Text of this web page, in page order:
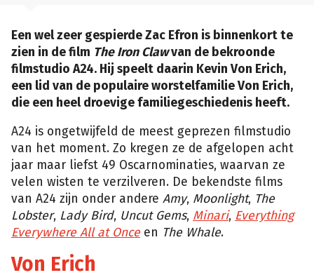
Een wel zeer gespierde Zac Efron is binnenkort te
zien in de film The Iron Clawvan de bekroonde
filmstudio A24. Hij speelt daarin Kevin Von Erich,
een lid van de populaire worstelfamilie Von Erich,
die een heel droevige familiegeschiedenis heeft.
A24 is ongetwijfeld de meest geprezen filmstudio
van het moment. Zo kregen ze de afgelopen acht
jaar maar liefst 49 Oscarnominaties, waarvan ze
velen wisten te verzilveren. De bekendste films
van A24 zijn onder andere Amy, Moonlight, The
Lobster, Lady Bird, Uncut Gems, Minari, Everything
Everywhere All at Onceen The Whale.
Von Erich